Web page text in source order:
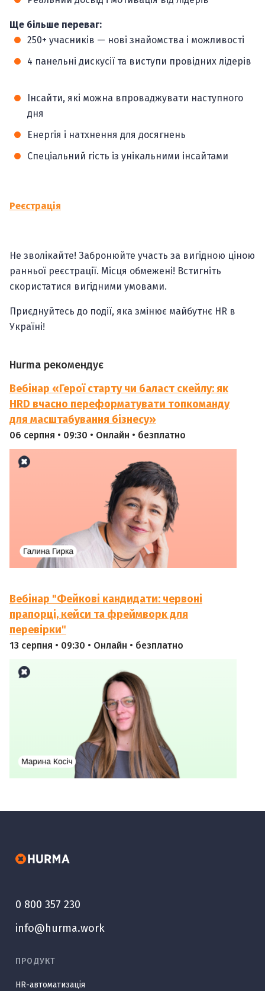
Ще більше переваг:
250+ учасників — нові знайомства і можливості
4 панельні дискусії та виступи провідних лідерів
Інсайти, які можна впроваджувати наступного
дня
Енергія і натхнення для досягнень
Спеціальний гість із унікальними інсайтами
Реєстрація
Не зволікайте! Забронюйте участь за вигідною ціною
ранньої реєстрації. Місця обмежені! Встигніть
скористатися вигідними умовами.
Приєднуйтесь до події, яка змінює майбутнє HR в
Україні!
Hurma рекомендує
Вебінар «Герої старту чи баласт скейлу: як
HRD вчасно переформатувати топкоманду
для масштабування бізнесу»
06 серпня • 09:30 • Онлайн • безплатно
Вебінар "Фейкові кандидати: червоні
прапорці, кейси та фреймворк для
перевірки"
13 серпня • 09:30 • Онлайн • безплатно
0 800 357 230
info@hurma.work
ПРОДУКТ
HR-автоматизація